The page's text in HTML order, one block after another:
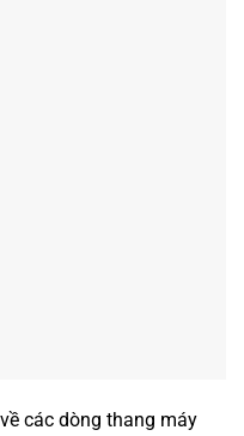
các dòng thang máy